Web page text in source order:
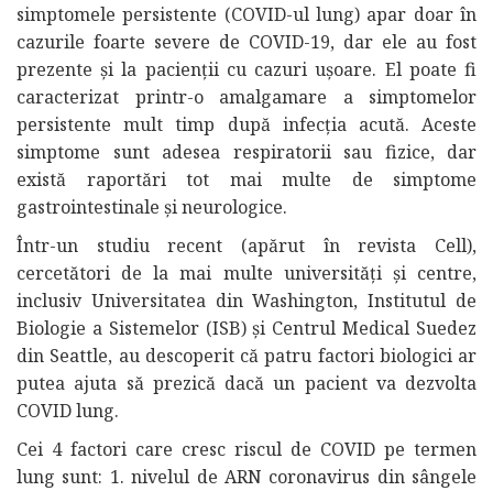
simptomele persistente (COVID-ul lung) apar doar în
cazurile foarte severe de COVID-19, dar ele au fost
prezente și la pacienții cu cazuri ușoare. El poate fi
caracterizat printr-o amalgamare a simptomelor
persistente mult timp după infecția acută. Aceste
simptome sunt adesea respiratorii sau fizice, dar
există raportări tot mai multe de simptome
gastrointestinale și neurologice.
Într-un studiu recent (apărut în revista Cell),
cercetători de la mai multe universități și centre,
inclusiv Universitatea din Washington, Institutul de
Biologie a Sistemelor (ISB) și Centrul Medical Suedez
din Seattle, au descoperit că patru factori biologici ar
putea ajuta să prezică dacă un pacient va dezvolta
COVID lung.
Cei 4 factori care cresc riscul de COVID pe termen
lung sunt: 1. nivelul de ARN coronavirus din sângele